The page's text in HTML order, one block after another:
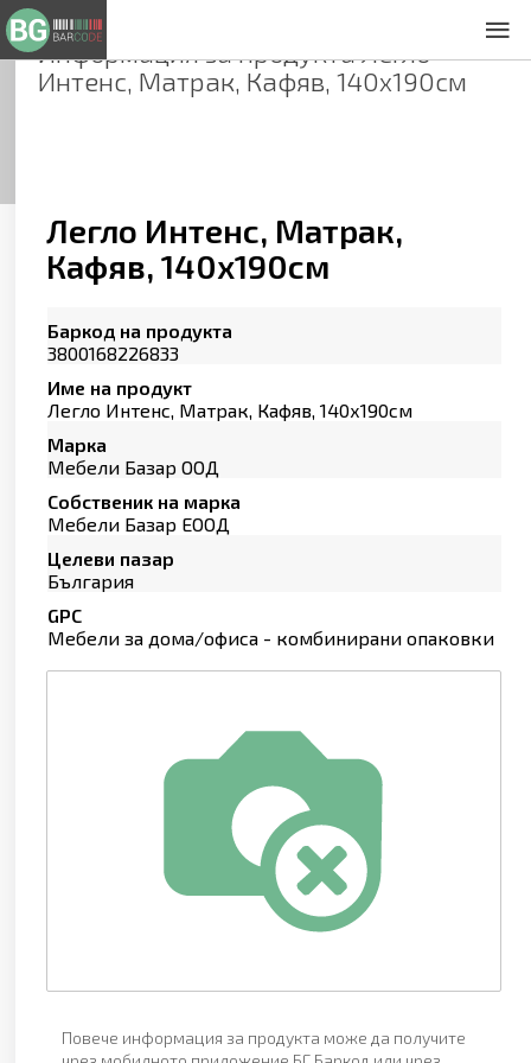
Информация за продуктаЛегло
Интенс, Матрак, Кафяв, 140х190см
Легло Интенс, Матрак,
Кафяв, 140х190см
Баркод на продукта
3800168226833
Име на продукт
Легло Интенс, Матрак, Кафяв, 140х190см
Марка
Мебели Базар ООД
Собственик на марка
Мебели Базар ЕООД
Целеви пазар
България
GPC
Мебели за дома/офиса - комбинирани опаковки
Повече информация за продукта може да получите
Общи условия